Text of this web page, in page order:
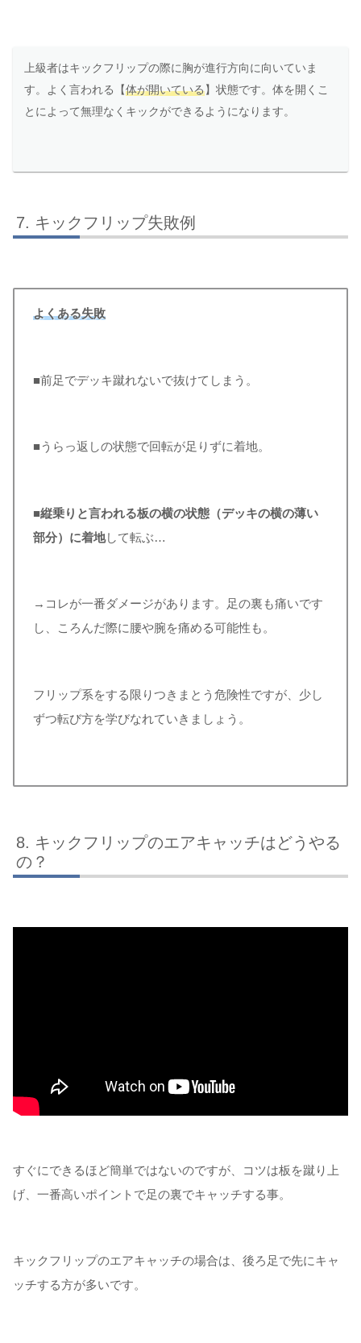
上級者はキックフリップの際に胸が進行方向に向いていま
す。よく言われる【体が開いている】状態です。体を開くこ
とによって無理なくキックができるようになります。
キックフリップ失敗例
よくある失敗
■前足でデッキ蹴れないで抜けてしまう。
■うらっ返しの状態で回転が足りずに着地。
■縦乗りと言われる板の横の状態（デッキの横の薄い
部分）に着地して転ぶ…
→コレが一番ダメージがあります。足の裏も痛いです
し、ころんだ際に腰や腕を痛める可能性も。
フリップ系をする限りつきまとう危険性ですが、少し
ずつ転び方を学びなれていきましょう。
キックフリップのエアキャッチはどうやる
の？
すぐにできるほど簡単ではないのですが、コツは板を蹴り上
げ、一番高いポイントで足の裏でキャッチする事。
キックフリップのエアキャッチの場合は、後ろ足で先にキャ
ッチする方が多いです。